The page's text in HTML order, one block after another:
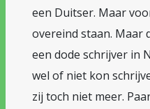
een Duitser. Maar
overeind staan. Maar
een dode schrijver in
wel of niet kon
zij toch niet meer.